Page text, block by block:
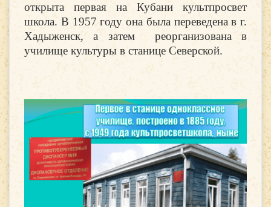
открыта первая на Кубани культпросвет
школа. В 1957 году она была переведена в г.
Хадыженск, а затем реорганизована в
училище культуры в станице Северской.